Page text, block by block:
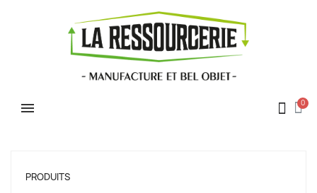
PRODUITS